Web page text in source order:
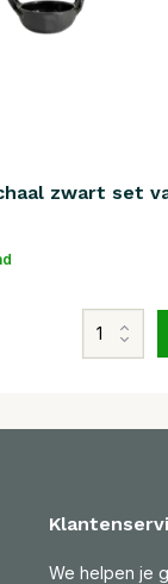
zwart set
We helpen je